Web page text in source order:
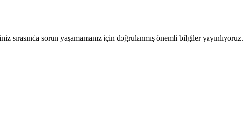
sırasında sorun yaşamamanız için doğrulanmış önemli bilgiler yayınlıyoruz.